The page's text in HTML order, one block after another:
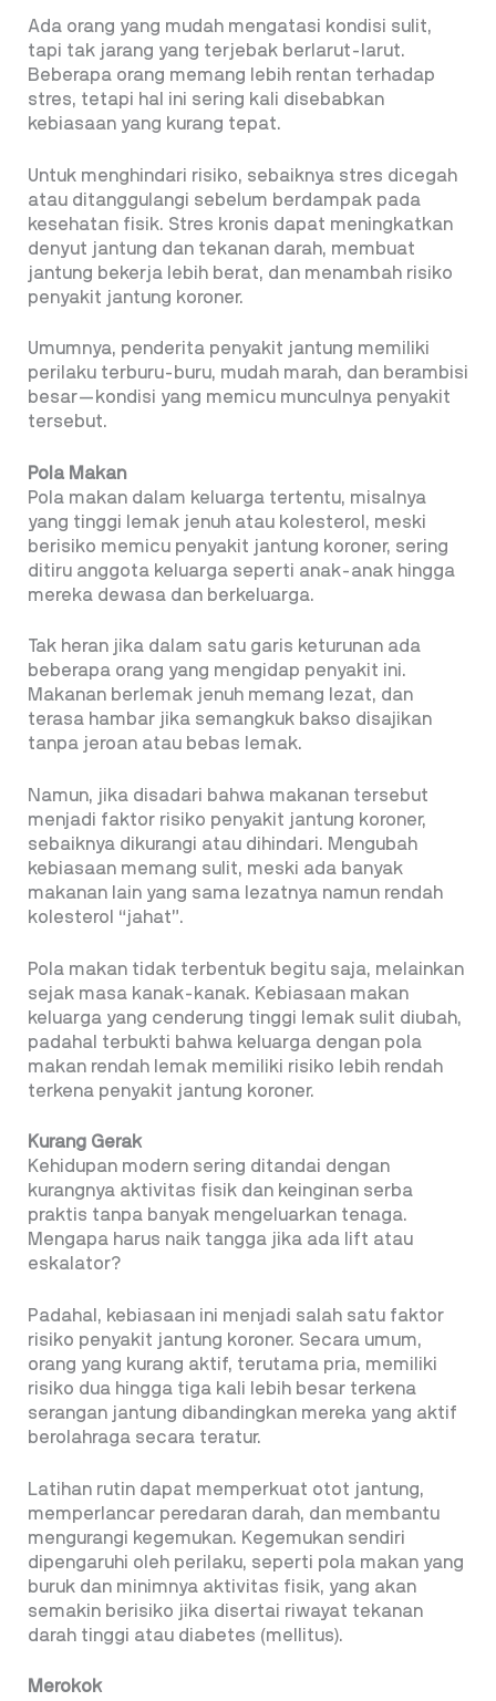
Ada orang yang mudah mengatasi kondisi sulit,
tapi tak jarang yang terjebak berlarut-larut.
Beberapa orang memang lebih rentan terhadap
stres, tetapi hal ini sering kali disebabkan
kebiasaan yang kurang tepat.
Untuk menghindari risiko, sebaiknya stres dicegah
atau ditanggulangi sebelum berdampak pada
kesehatan fisik. Stres kronis dapat meningkatkan
denyut jantung dan tekanan darah, membuat
jantung bekerja lebih berat, dan menambah risiko
penyakit jantung koroner.
Umumnya, penderita penyakit jantung memiliki
perilaku terburu-buru, mudah marah, dan berambisi
besar—kondisi yang memicu munculnya penyakit
tersebut.
Pola Makan
Pola makan dalam keluarga tertentu, misalnya
yang tinggi lemak jenuh atau kolesterol, meski
berisiko memicu penyakit jantung koroner, sering
ditiru anggota keluarga seperti anak-anak hingga
mereka dewasa dan berkeluarga.
Tak heran jika dalam satu garis keturunan ada
beberapa orang yang mengidap penyakit ini.
Makanan berlemak jenuh memang lezat, dan
terasa hambar jika semangkuk bakso disajikan
tanpa jeroan atau bebas lemak.
Namun, jika disadari bahwa makanan tersebut
menjadi faktor risiko penyakit jantung koroner,
sebaiknya dikurangi atau dihindari. Mengubah
kebiasaan memang sulit, meski ada banyak
makanan lain yang sama lezatnya namun rendah
kolesterol “jahat”.
Pola makan tidak terbentuk begitu saja, melainkan
sejak masa kanak-kanak. Kebiasaan makan
keluarga yang cenderung tinggi lemak sulit diubah,
padahal terbukti bahwa keluarga dengan pola
makan rendah lemak memiliki risiko lebih rendah
terkena penyakit jantung koroner.
Kurang Gerak
Kehidupan modern sering ditandai dengan
kurangnya aktivitas fisik dan keinginan serba
praktis tanpa banyak mengeluarkan tenaga.
Mengapa harus naik tangga jika ada lift atau
eskalator?
Padahal, kebiasaan ini menjadi salah satu faktor
risiko penyakit jantung koroner. Secara umum,
orang yang kurang aktif, terutama pria, memiliki
risiko dua hingga tiga kali lebih besar terkena
serangan jantung dibandingkan mereka yang aktif
berolahraga secara teratur.
Latihan rutin dapat memperkuat otot jantung,
memperlancar peredaran darah, dan membantu
mengurangi kegemukan. Kegemukan sendiri
dipengaruhi oleh perilaku, seperti pola makan yang
buruk dan minimnya aktivitas fisik, yang akan
semakin berisiko jika disertai riwayat tekanan
darah tinggi atau diabetes (mellitus).
Merokok